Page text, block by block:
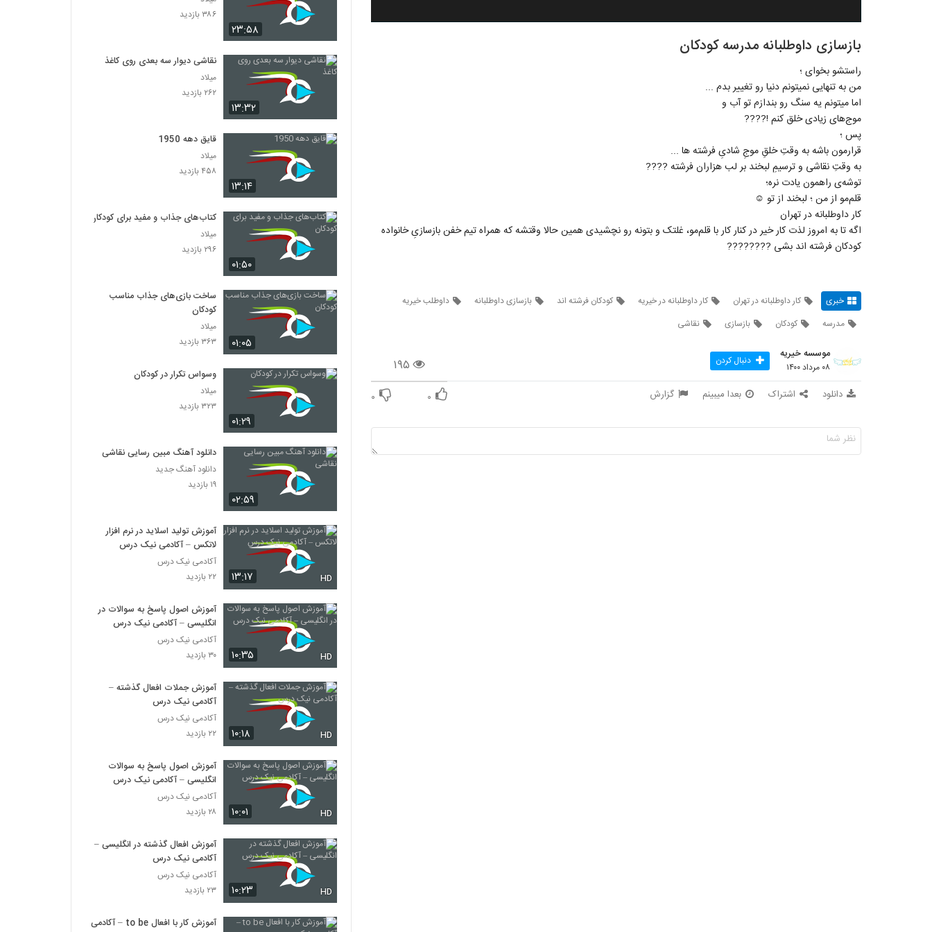
بازسازی داوطلبانه مدرسه کودکان
راستشو بخوای ؛
من به تنهایی نمیتونم دنیا رو تغییر بدم ...
اما میتونم یه سنگ رو بندازم تو آب و
موج‌های زیادی خلق کنم !????
پس ؛
قرارمون باشه به وقتِ خلقِ موجِ شادیِ فرشته ها ...
به وقتِ نقاشی و ترسیمِ لبخند بر لب هزاران فرشته ????
توشه‌ی راهمون یادت نره؛
قلم‌مو از من ؛ لبخند از تو ☺️
کار داوطلبانه در تهران
اگه تا به امروز لذت کار خیر در کنار کار با قلم‌مو، غلتک و بتونه رو نچشیدی همین حالا وقتشه که همراه تیم خفن بازسازیِ خانواده
کودکان فرشته اند بشی ????????
خبری کار داوطلبانه در تهران کار داوطلبانه در خیریه کودکان فرشته اند بازسازی داوطلبانه
داوطلب خیریه
مدرسه
کودکان بازسازی نقاشی
۱۹۵
موسسه خیریه
۰۸ مرداد ۱۴۰۰ دنبال کردن
دانلود اشتراک بعدا میبینم گزارش ۰ ۰
۲۳:۵۸
۳۸۶ بازدید
۱۳:۳۲
نقاشی دیوار سه بعدی روی کاغذ
میلاد
۲۶۲ بازدید
۱۳:۱۴
قایق دهه 1950
میلاد
۴۵۸ بازدید
۰۱:۵۰
کتاب‌های جذاب و مفید برای کودکان
میلاد
۲۹۶ بازدید
۰۱:۰۵
ساخت بازی‌های جذاب مناسب
کودکان
میلاد
۳۶۳ بازدید
۰۱:۲۹
وسواس تکرار در کودکان
میلاد
۳۲۳ بازدید
۰۲:۵۹
دانلود آهنگ مبین رسایی نقاشی
دانلود آهنگ جدید
۱۹ بازدید
۱۳:۱۷ HD
آموزش تولید اسلاید در نرم افزار
لاتکس – آکادمی نیک درس
آکادمی نیک درس
۲۲ بازدید
۱۰:۳۵ HD
آموزش اصول پاسخ به سوالات در
انگلیسی – آکادمی نیک درس
آکادمی نیک درس
۳۰ بازدید
۱۰:۱۸ HD
آموزش جملات افعال گذشته –
آکادمی نیک درس
آکادمی نیک درس
۲۲ بازدید
۱۰:۰۱ HD
آموزش اصول پاسخ به سوالات
انگلیسی – آکادمی نیک درس
آکادمی نیک درس
۲۸ بازدید
۱۰:۲۳ HD
آموزش افعال گذشته در انگلیسی –
آکادمی نیک درس
آکادمی نیک درس
۲۳ بازدید
آموزش کار با افعال to be – آکادمی